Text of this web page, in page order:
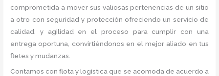
comprometida a mover sus valiosas pertenencias de un sitio
a otro con seguridad y protección ofreciendo un servicio de
calidad, y agilidad en el proceso para cumplir con una
entrega oportuna, convirtiéndonos en el mejor aliado en tus
fletes y mudanzas.
Contamos con flota y logística que se acomoda de acuerdo a